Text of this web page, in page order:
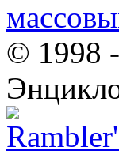
© 1998